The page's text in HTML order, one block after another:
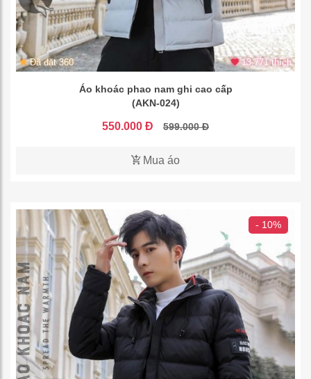
Đã đặt 360 13.771 thích
Áo khoác phao nam ghi cao cấp
(AKN-024)
550.000 Đ 599.000 Đ
Mua áo
- 10%